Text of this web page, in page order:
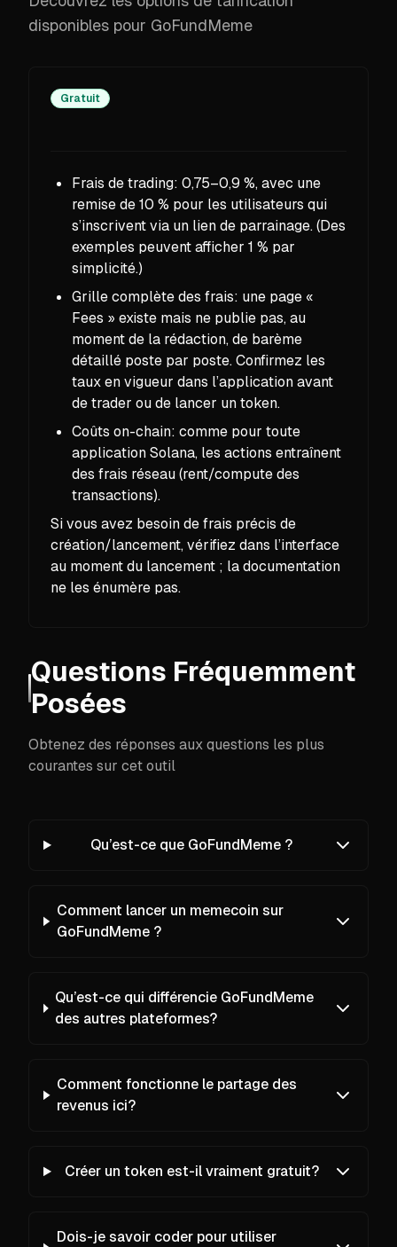
disponibles pour GoFundMeme
Gratuit
Frais de trading: 0,75–0,9 %, avec une
remise de 10 % pour les utilisateurs qui
s’inscrivent via un lien de parrainage. (Des
exemples peuvent afficher 1 % par
simplicité.)
Grille complète des frais: une page «
Fees » existe mais ne publie pas, au
moment de la rédaction, de barème
détaillé poste par poste. Confirmez les
taux en vigueur dans l’application avant
de trader ou de lancer un token.
Coûts on-chain: comme pour toute
application Solana, les actions entraînent
des frais réseau (rent/compute des
transactions).
Si vous avez besoin de frais précis de
création/lancement, vérifiez dans l’interface
au moment du lancement ; la documentation
ne les énumère pas.
Questions Fréquemment
Posées
Obtenez des réponses aux questions les plus
courantes sur cet outil
Qu’est-ce que GoFundMeme ?
Comment lancer un memecoin sur
GoFundMeme ?
Qu’est-ce qui différencie GoFundMeme
des autres plateformes?
Comment fonctionne le partage des
revenus ici?
Créer un token est-il vraiment gratuit?
Dois-je savoir coder pour utiliser